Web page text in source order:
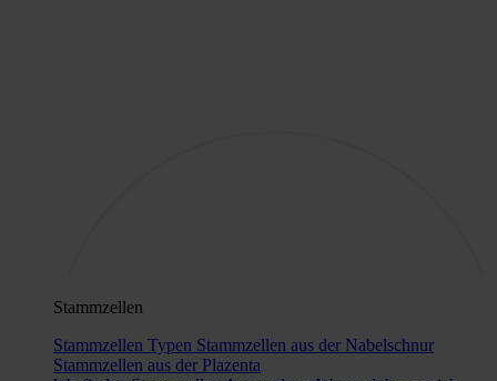
Stammzellen
Stammzellen Typen Stammzellen aus der Nabelschnur
Stammzellen aus der Plazenta